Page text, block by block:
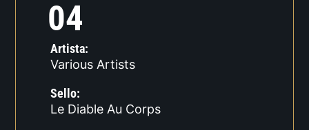
04
Artista:
Various Artists
Sello:
Le Diable Au Corps